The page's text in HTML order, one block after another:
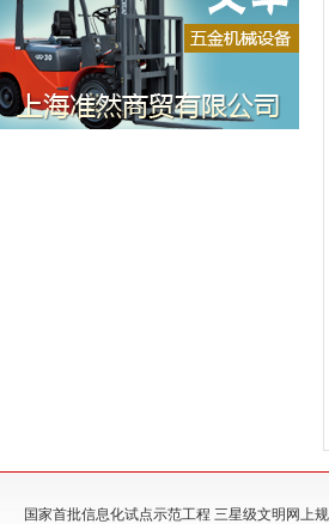
国家首批信息化试点示范工程 三星级文明网上